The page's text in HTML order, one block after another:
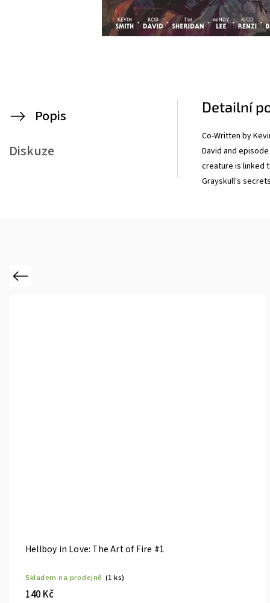
Popis
Diskuze
Detailní
Co-Written by
David and
creature is linked
Grayskull's
Previous
Hellboy in Love: The Art of Fire #1
Skladem na prodejně (1 ks)
140 Kč